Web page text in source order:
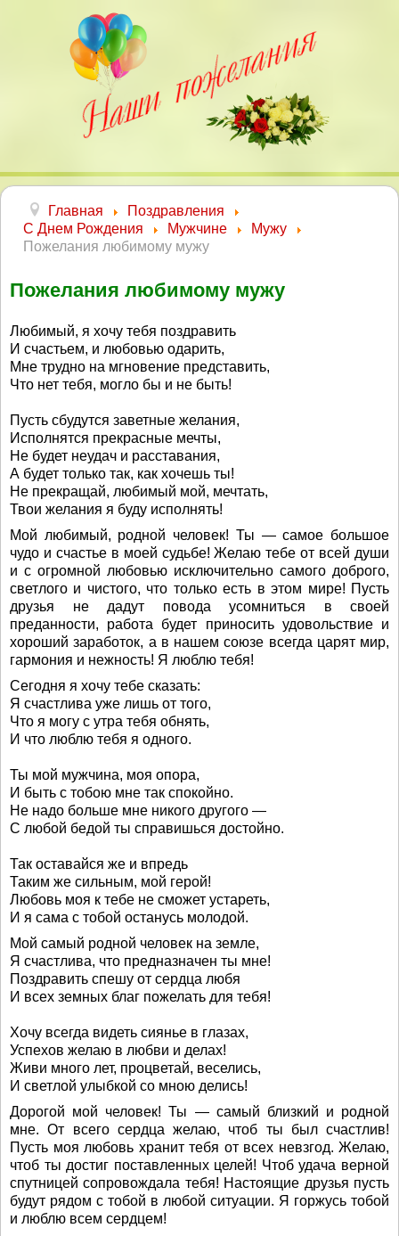
Главная
Поздравления
С Днем Рождения
Мужчине
Мужу
Пожелания любимому мужу
Пожелания любимому мужу
Любимый, я хочу тебя поздравить
И счастьем, и любовью одарить,
Мне трудно на мгновение представить,
Что нет тебя, могло бы и не быть!
Пусть сбудутся заветные желания,
Исполнятся прекрасные мечты,
Не будет неудач и расставания,
А будет только так, как хочешь ты!
Не прекращай, любимый мой, мечтать,
Твои желания я буду исполнять!
Мой любимый, родной человек! Ты — самое большое
чудо и счастье в моей судьбе! Желаю тебе от всей души
и с огромной любовью исключительно самого доброго,
светлого и чистого, что только есть в этом мире! Пусть
друзья не дадут повода усомниться в своей
преданности, работа будет приносить удовольствие и
хороший заработок, а в нашем союзе всегда царят мир,
гармония и нежность! Я люблю тебя!
Сегодня я хочу тебе сказать:
Я счастлива уже лишь от того,
Что я могу с утра тебя обнять,
И что люблю тебя я одного.
Ты мой мужчина, моя опора,
И быть с тобою мне так спокойно.
Не надо больше мне никого другого —
С любой бедой ты справишься достойно.
Так оставайся же и впредь
Таким же сильным, мой герой!
Любовь моя к тебе не сможет устареть,
И я сама с тобой останусь молодой.
Мой самый родной человек на земле,
Я счастлива, что предназначен ты мне!
Поздравить спешу от сердца любя
И всех земных благ пожелать для тебя!
Хочу всегда видеть сиянье в глазах,
Успехов желаю в любви и делах!
Живи много лет, процветай, веселись,
И светлой улыбкой со мною делись!
Дорогой мой человек! Ты — самый близкий и родной
мне. От всего сердца желаю, чтоб ты был счастлив!
Пусть моя любовь хранит тебя от всех невзгод. Желаю,
чтоб ты достиг поставленных целей! Чтоб удача верной
спутницей сопровождала тебя! Настоящие друзья пусть
будут рядом с тобой в любой ситуации. Я горжусь тобой
и люблю всем сердцем!